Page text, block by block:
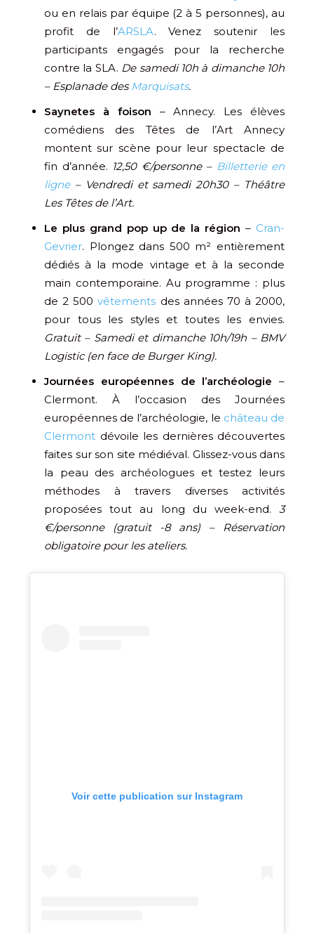
ou en relais par équipe (2 à 5 personnes), au
profit de l’ARSLA. Venez soutenir les
participants engagés pour la recherche
contre la SLA. De samedi 10h à dimanche 10h
– Esplanade desMarquisats.
Saynetes à foison – Annecy. Les élèves
comédiens des Têtes de l’Art Annecy
montent sur scène pour leur spectacle de
fin d’année. 12,50 €/personne – Billetterie en
ligne– Vendredi et samedi 20h30 – Théâtre
Les Têtes de l’Art.
Le plus grand pop up de la région – Cran-
Gevrier. Plongez dans 500 m² entièrement
dédiés à la mode vintage et à la seconde
main contemporaine. Au programme : plus
de 2 500vêtements des années 70 à 2000,
pour tous les styles et toutes les envies.
Gratuit – Samedi et dimanche 10h/19h – BMV
Logistic (en face de Burger King).
Journées européennes de l’archéologie –
Clermont. À l’occasion des Journées
européennes de l’archéologie, le château de
Clermont dévoile les dernières découvertes
faites sur son site médiéval. Glissez-vous dans
la peau des archéologues et testez leurs
méthodes à travers diverses activités
proposées tout au long du week-end. 3
€/personne (gratuit -8 ans) – Réservation
obligatoire pour les ateliers.
Voir cette publication sur Instagram